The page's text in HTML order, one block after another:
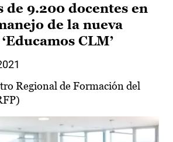
de 9.200 docentes en
de la nueva
CLM’
Regional de Formación del